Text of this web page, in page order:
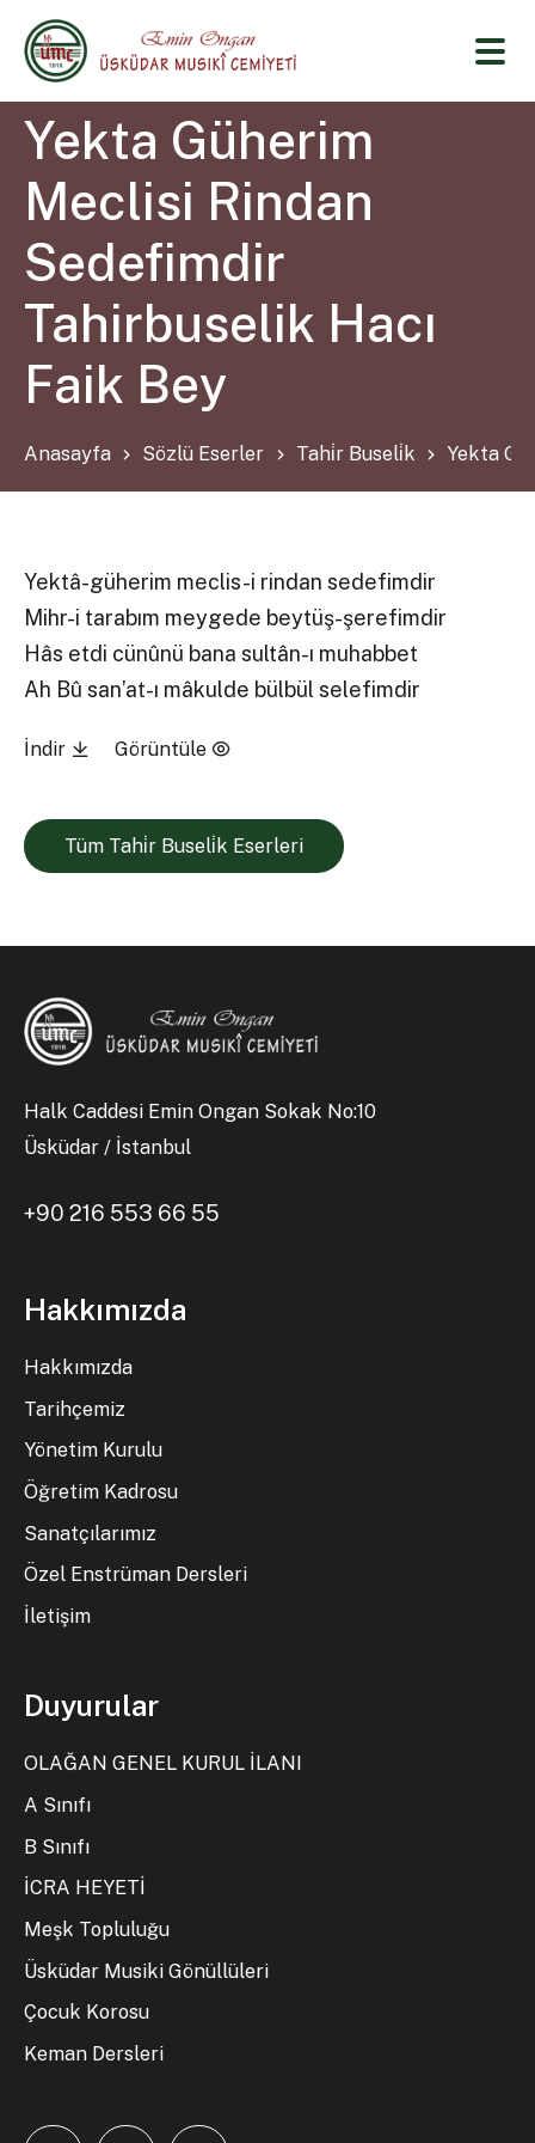
Yekta Güherim
Meclisi Rindan
Sedefimdir
Tahirbuselik Hacı
Faik Bey
Anasayfa Sözlü Eserler Tahi̇r Buseli̇k Yekta
Yektâ-güherim meclis-i rindan sedefimdir
Mihr-i tarabım meygede beytüş-şerefimdir
Hâs etdi cünûnü bana sultân-ı muhabbet
Ah Bû san’at-ı mâkulde bülbül selefimdir
İndir Görüntüle
Tüm Tahi̇r Buseli̇k Eserleri
Halk Caddesi Emin Ongan Sokak No:10
Üsküdar / İstanbul
+90 216 553 66 55
Hakkımızda
Hakkımızda
Tarihçemiz
Yönetim Kurulu
Öğretim Kadrosu
Sanatçılarımız
Özel Enstrüman Dersleri
İletişim
Duyurular
OLAĞAN GENEL KURUL İLANI
A Sınıfı
B Sınıfı
İCRA HEYETİ
Meşk Topluluğu
Üsküdar Musiki Gönüllüleri
Çocuk Korosu
Keman Dersleri